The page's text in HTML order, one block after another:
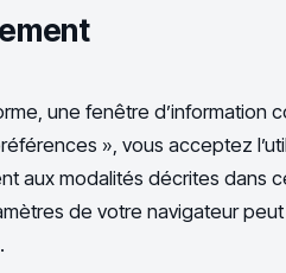
une fenêtre d’information
», vous acceptez
aux modalités décrites dans
de votre navigateur